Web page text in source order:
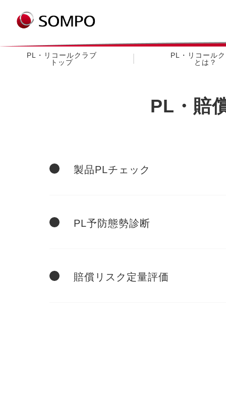
PL・リコールクラブ
トップ
PL・リコール
とは？
PL・賠
製品PLチェック
PL予防態勢診断
賠償リスク定量評価